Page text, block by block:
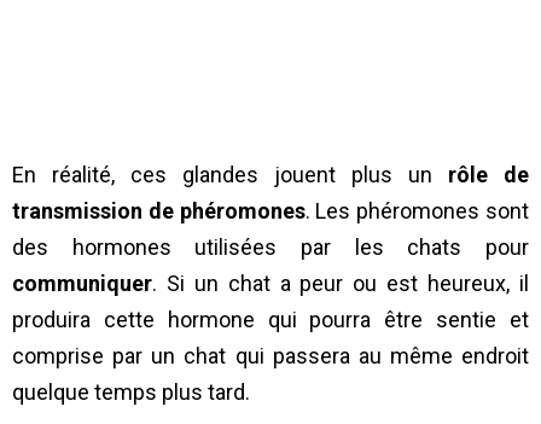
En réalité, ces glandes jouent plus un rôle de
transmission de phéromones. Les phéromones sont
des hormones utilisées par les chats pour
communiquer. Si un chat a peur ou est heureux, il
produira cette hormone qui pourra être sentie et
comprise par un chat qui passera au même endroit
quelque temps plus tard.